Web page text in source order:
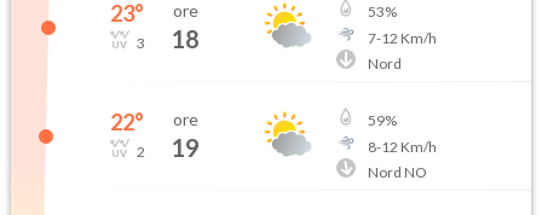
23°
3
ore
18
53%
7-12 Km/h
Nord
22°
2
ore
19
59%
8-12 Km/h
Nord NO